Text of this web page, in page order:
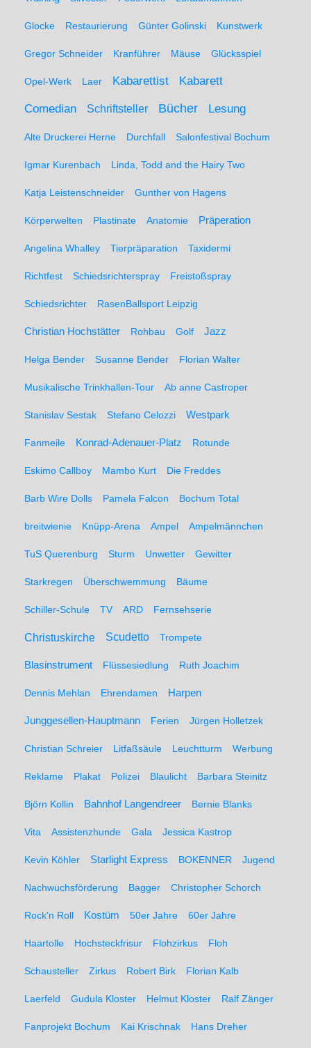
Glocke Restaurierung Günter Golinski Kunstwerk
Gregor Schneider Kranführer Mäuse Glücksspiel
Opel-Werk Laer Kabarettist
Kabarett
Comedian
Schriftsteller Bücher Lesung
Alte Druckerei Herne Durchfall Salonfestival Bochum
Igmar Kurenbach Linda, Todd and the Hairy Two
Katja Leistenschneider Gunther von Hagens
Körperwelten Plastinate Anatomie Präperation
Angelina Whalley Tierpräparation Taxidermi
Richtfest Schiedsrichterspray Freistoßspray
Schiedsrichter RasenBallsport Leipzig
Christian Hochstätter Rohbau Golf Jazz
Helga Bender Susanne Bender Florian Walter
Musikalische Trinkhallen-Tour Ab anne Castroper
Stanislav Sestak Stefano Celozzi Westpark
Fanmeile Konrad-Adenauer-Platz Rotunde
Eskimo Callboy Mambo Kurt Die Freddes
Barb Wire Dolls Pamela Falcon Bochum Total
breitwienie Knüpp-Arena Ampel Ampelmännchen
TuS Querenburg Sturm Unwetter Gewitter
Starkregen Überschwemmung Bäume
Schiller-Schule TV ARD Fernsehserie
Christuskirche Scudetto Trompete
Blasinstrument Flüssesiedlung Ruth Joachim
Dennis Mehlan Ehrendamen Harpen
Junggesellen-Hauptmann Ferien Jürgen Holletzek
Christian Schreier Litfaßsäule Leuchtturm Werbung
Reklame Plakat Polizei Blaulicht Barbara Steinitz
Björn Kollin Bahnhof Langendreer Bernie Blanks
Vita Assistenzhunde Gala Jessica Kastrop
Kevin Köhler Starlight Express BOKENNER Jugend
Nachwuchsförderung Bagger Christopher Schorch
Rock'n Roll Kostüm 50er Jahre 60er Jahre
Haartolle Hochsteckfrisur Flohzirkus Floh
Schausteller Zirkus Robert Birk Florian Kalb
Laerfeld Gudula Kloster Helmut Kloster Ralf Zänger
Fanprojekt Bochum Kai Krischnak Hans Dreher